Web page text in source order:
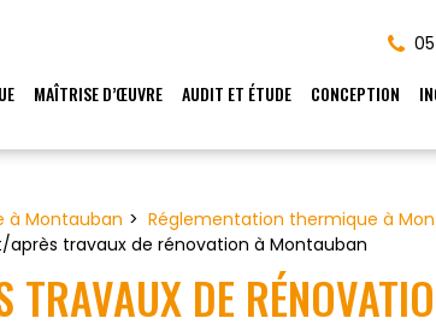
MAÎTRISE D’ŒUVRE AUDIT ET ÉTUDE CONCEPTION
à Montauban
Réglementation thermique à
travaux de rénovation à Montauban
TRAVAUX DE